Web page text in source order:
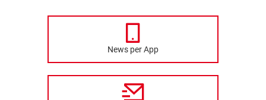
News per App